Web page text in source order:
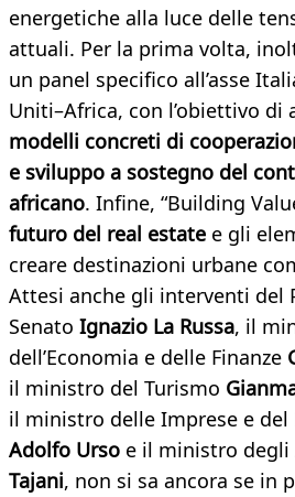
energetiche alla luce delle
attuali. Per la prima volta,
un panel specifico all’asse
Uniti–Africa, con l’obiettivo di
modelli concreti di
e sviluppo a sostegno del
africano. Infine, “Building
futuro del real estate e gli
creare destinazioni urbane
Attesi anche gli interventi del
Senato Ignazio La Russa, il
dell’Economia e delle Finanze
il ministro del Turismo
il ministro delle Imprese e del
Adolfo Urso e il ministro degli
Tajani, non si sa ancora se in